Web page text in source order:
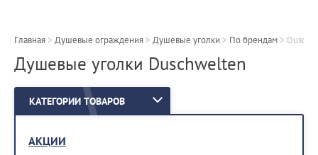
Главная > Душевые ограждения > Душевые уголки > По брендам >
Душевые уголки Duschwelten
КАТЕГОРИИ ТОВАРОВ
АКЦИИ